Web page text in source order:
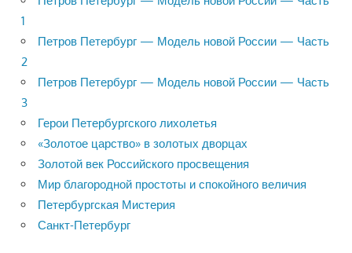
1
Петров Петербург — Модель новой России — Часть
2
Петров Петербург — Модель новой России — Часть
3
Герои Петербургского лихолетья
«Золотое царство» в золотых дворцах
Золотой век Российского просвещения
Мир благородной простоты и спокойного величия
Петербургская Мистерия
Санкт-Петербург